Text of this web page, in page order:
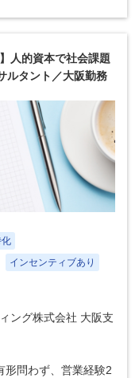
人的資本で社会課題
ルタント／大阪勤務
インセンティブあり
ング株式会社 大阪支
形問わず、営業経験2